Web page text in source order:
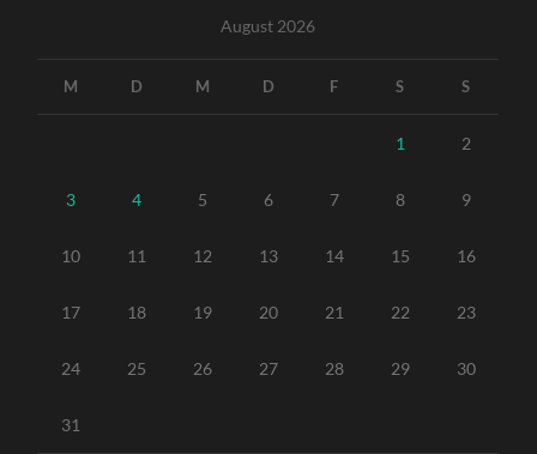
August 2026
M D M D F S S
1 2
3 4 5 6 7 8 9
10 11 12 13 14 15 16
17 18 19 20 21 22 23
24 25 26 27 28 29 30
31